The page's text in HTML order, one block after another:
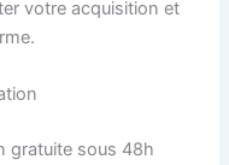
votre acquisition et
gratuite sous 48h